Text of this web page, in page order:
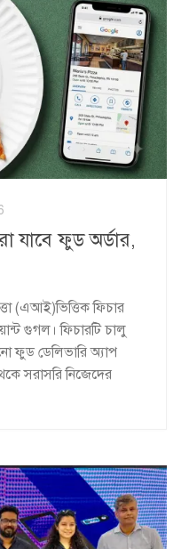
যাবে ফুড অর্ডার,
(এআই)ভিত্তিক ফিচার
গুগল। ফিচারটি চালু
ফুড ডেলিভারি অ্যাপ
সরাসরি নিজেদের